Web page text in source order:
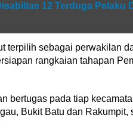
12 Terduga Pelaku
terpilih sebagai perwakilan
rangkaian tahapan
bertugas pada tiap
Bukit Batu dan Rakumpit,